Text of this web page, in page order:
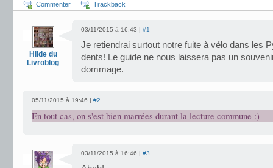
Commenter Trackback
Hilde du
Livroblog
03/11/2015 à 16:43 | #1
Je retiendrai surtout notre fuite à vélo dans les
dents! Le guide ne nous laissera pas un
dommage.
05/11/2015 à 19:46 | #2
En tout cas, on s'est bien marrées durant la lecture commune :)
03/11/2015 à 16:46 | #3